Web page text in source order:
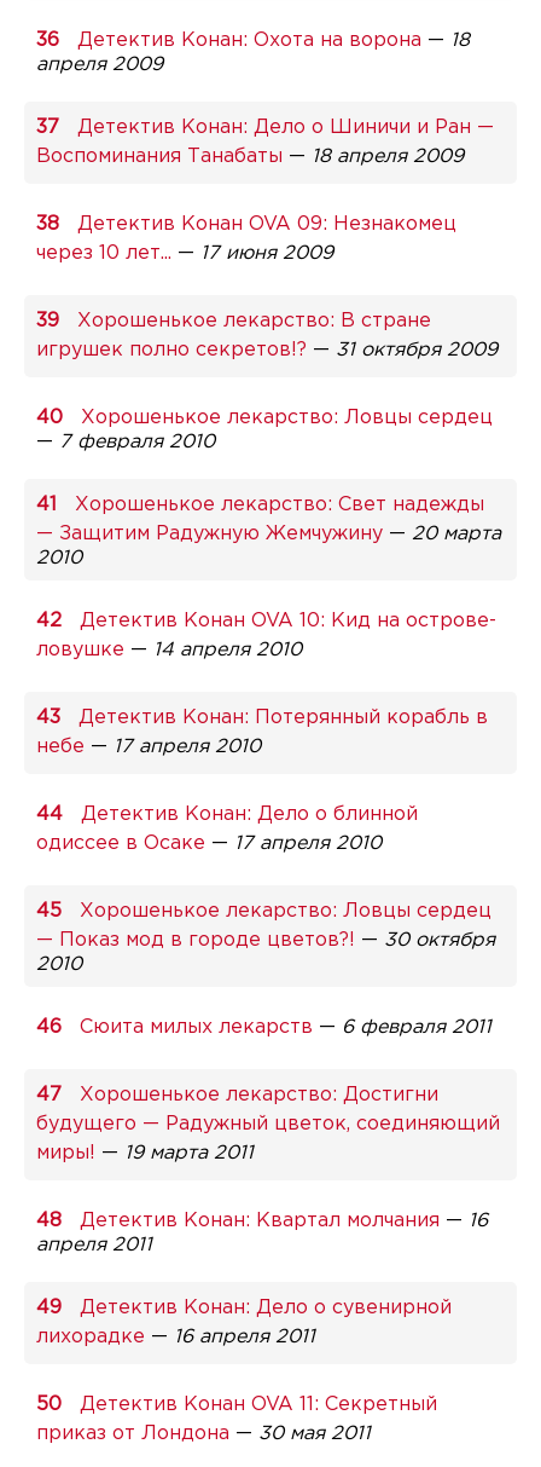
Детектив Конан: Охота на ворона — 18
апреля 2009
Детектив Конан: Дело о Шиничи и Ран —
Воспоминания Танабаты — 18 апреля 2009
Детектив Конан OVA 09: Незнакомец
через 10 лет... — 17 июня 2009
Хорошенькое лекарство: В стране
игрушек полно секретов!? — 31 октября 2009
Хорошенькое лекарство: Ловцы сердец
— 7 февраля 2010
Хорошенькое лекарство: Свет надежды
— Защитим Радужную Жемчужину — 20 марта
2010
Детектив Конан OVA 10: Кид на острове-
ловушке — 14 апреля 2010
Детектив Конан: Потерянный корабль в
небе — 17 апреля 2010
Детектив Конан: Дело о блинной
одиссее в Осаке — 17 апреля 2010
Хорошенькое лекарство: Ловцы сердец
— Показ мод в городе цветов?! — 30 октября
2010
Сюита милых лекарств — 6 февраля 2011
Хорошенькое лекарство: Достигни
будущего — Радужный цветок, соединяющий
миры! — 19 марта 2011
Детектив Конан: Квартал молчания — 16
апреля 2011
Детектив Конан: Дело о сувенирной
лихорадке — 16 апреля 2011
Детектив Конан OVA 11: Секретный
приказ от Лондона — 30 мая 2011